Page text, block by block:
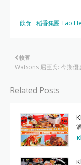
飲食 稻香集團 Tao
較舊
Watsons 屈臣氏: 今期優
Related Posts